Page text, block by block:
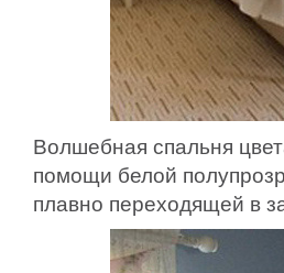
Волшебная спальня
помощи белой
плавно переходящей в